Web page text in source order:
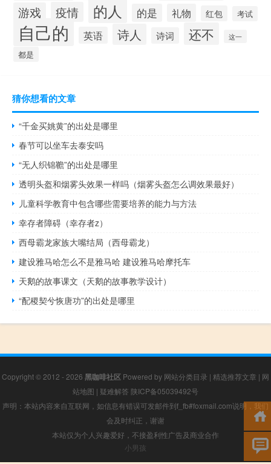
游戏 疫情 的人 的是 礼物 红包 考试
自己的 英语 诗人 诗词 还不 这一
都是
猜你想看的文章
“千金买姚黄”的出处是哪里
春节可以坐车去泰安吗
“无人织锦韂”的出处是哪里
透明头盔和烟雾头效果一样吗（烟雾头盔怎么调效果最好）
儿童科学教育中包含哪些需要培养的能力与方法
幸存者障碍（幸存者z）
西母霸龙家族大嘴结局（西母霸龙）
建设雅马哈怎么不是雅马哈 建设雅马哈摩托车
天鹅的故事课文（天鹅的故事教学设计）
“配稷契兮恢唐功”的出处是哪里
Copyright © 2012 - 2026 黑咖啡社区 Powered by 网站分类目录 | 精选推荐文章 | 网
站地图 | 疑难解答 陕ICP备05039492号
声明：本站内容来自互联网，如信息有错误可发邮件到f_fb#foxmail.com说明，我们
会及时纠正，谢谢
本站仅为个人兴趣爱好，不接盈利性广告及商业合作
小男孩